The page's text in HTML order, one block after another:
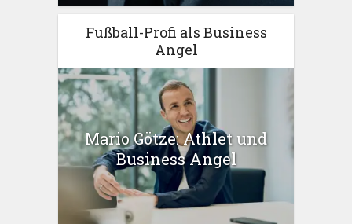
Fußball-Profi als Business
Angel
Mario Götze: Athlet und
Business Angel